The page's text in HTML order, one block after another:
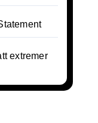
extremer